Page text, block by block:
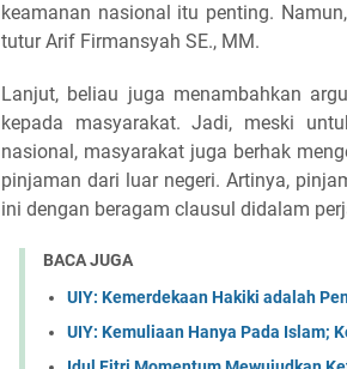
keamanan nasional itu penting.
tutur Arif Firmansyah SE., MM.
Lanjut, beliau juga menambahkan
kepada masyarakat. Jadi, meski
nasional, masyarakat juga berhak
pinjaman dari luar negeri. Artinya,
ini dengan beragam clausul didalam
BACA JUGA
UIY: Kemerdekaan Hakiki adalah
UIY: Kemuliaan Hanya Pada Islam;